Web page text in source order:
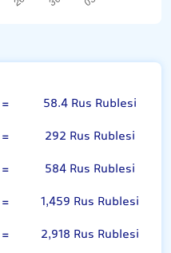
=
58.4 Rus Rublesi
=
292 Rus Rublesi
=
584 Rus Rublesi
=
1,459 Rus Rublesi
=
2,918 Rus Rublesi